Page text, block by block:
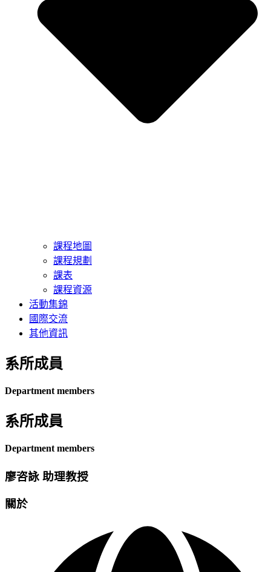
課程地圖
課程規劃
課表
課程資源
活動集錦
國際交流
其他資訊
系所成員
Department members
系所成員
Department members
廖咨詠 助理教授
關於